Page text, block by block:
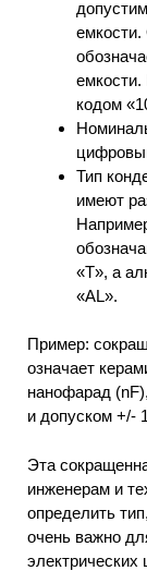
емкости.
кодом
Тип
имеют
«T», а
«AL».
Пример:
означает
нанофарад
и допуском +/-
Эта
инженерам и
определить
очень важно
электрических